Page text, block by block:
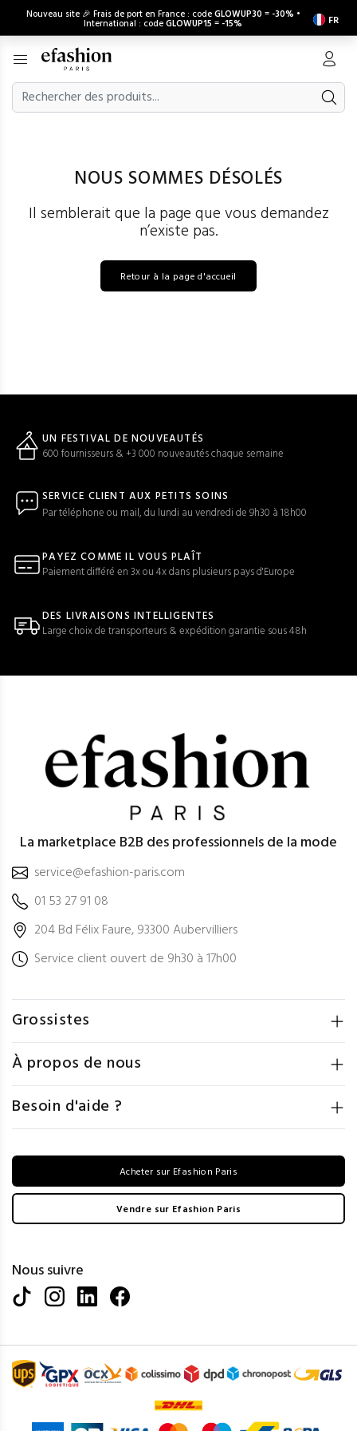
Nouveau site 🎉 Frais de port en France : codeGLOWUP30 = -30% •
International : codeGLOWUP15 = -15% FR
NOUS SOMMES DÉSOLÉS
Il semblerait que la page que vous demandez
n’existe pas.
Retour à la page d'accueil
UN FESTIVAL DE NOUVEAUTÉS
600 fournisseurs & +3 000 nouveautés chaque semaine
SERVICE CLIENT AUX PETITS SOINS
Par téléphone ou mail, du lundi au vendredi de 9h30 à 18h00
PAYEZ COMME IL VOUS PLAÎT
Paiement différé en 3x ou 4x dans plusieurs pays d'Europe
DES LIVRAISONS INTELLIGENTES
Large choix de transporteurs & expédition garantie sous 48h
La marketplace B2B des professionnels de la mode
service@efashion-paris.com
01 53 27 91 08
204 Bd Félix Faure, 93300 Aubervilliers
Service client ouvert de 9h30 à 17h00
Grossistes
À propos de nous
Besoin d'aide ?
Acheter sur Efashion Paris
Vendre sur Efashion Paris
Nous suivre